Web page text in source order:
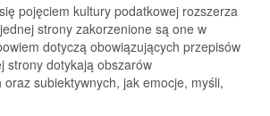
pojęciem kultury podatkowej rozszerza
strony zakorzenione są one w
dotyczą obowiązujących przepisów
strony dotykają obszarów
subiektywnych, jak emocje, myśli,